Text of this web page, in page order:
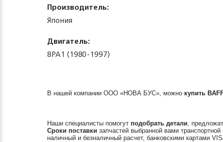
Производитель:
Япония
Двигатель:
8PA1 (1980-1997)
В нашей компании ООО «НОВА БУС», можно купить
Наши специалисты помогут подобрать детали,
Сроки поставки запчастей выбранной вами
наличный и безналичный расчет, банковскими картами